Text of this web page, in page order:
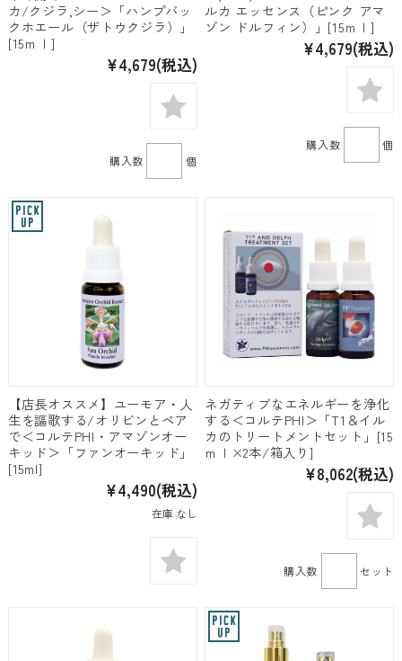
カ/クジラ,シー＞「ハンプバッ
クホエール（ザトウクジラ）」
[15ｍｌ]
¥4,679(税込)
購入数 個
ルカ エッセンス（ピンク アマ
ゾン ドルフィン）」[15ｍｌ]
¥4,679(税込)
購入数 個
【店長オススメ】ユーモア・人
生を謳歌する/オリビンとペア
で＜コルテPHI・アマゾンオー
キッド＞「ファンオーキッド」
[15ml]
¥4,490(税込)
在庫 なし
ネガティブなエネルギーを浄化
する＜コルテPHI＞「T1＆イル
カのトリートメントセット」[15
ｍｌ×2本/箱入り]
¥8,062(税込)
購入数 セット